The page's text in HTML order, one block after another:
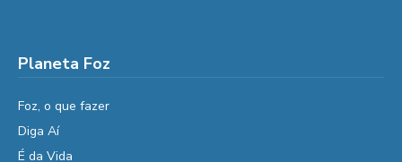
Planeta Foz
Foz, o que fazer
Diga Aí
É da Vida